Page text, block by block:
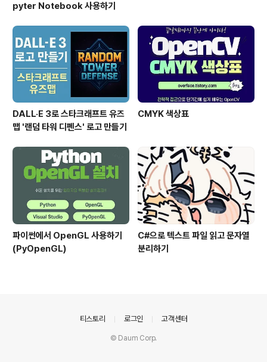
pyter Notebook 사용하기
DALL·E 3로 스타크래프트 유즈
맵 '랜덤 타워 디펜스' 로고 만들기
CMYK 색상표
파이썬에서 OpenGL 사용하기
(PyOpenGL)
C#으로 텍스트 파일 읽고 문자열
분리하기
티스토리 로그인 고객센터
© Daum Corp.